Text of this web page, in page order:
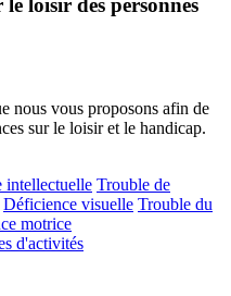
loisir des personnes
nous vous proposons afin de
sur le loisir et le handicap.
intellectuelle Trouble de
Déficience visuelle Trouble du
motrice
d'activités